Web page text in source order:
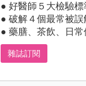
● 好醫師５大檢驗
● 破解４個最常被
● 藥膳、茶飲、日
雜誌訂閱